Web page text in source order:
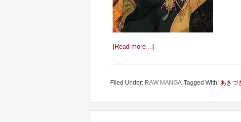
[Read more…]
Filed Under: RAW MANGA Tagged With: あきづ